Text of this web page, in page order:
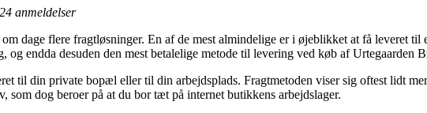
24 anmeldelser
dage flere fragtløsninger. En af de mest almindelige er i øjeblikket at få leveret
endda desuden den mest betalelige metode til levering ved køb af Urtegaarden
til din private bopæl eller til din arbejdsplads. Fragtmetoden viser sig oftest lidt
som dog beroer på at du bor tæt på internet butikkens arbejdslager.